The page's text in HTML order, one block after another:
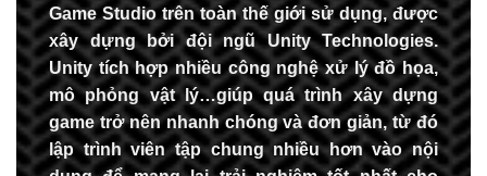
Game Studio trên toàn thế giới sử dụng, được
xây dựng bởi đội ngũ Unity Technologies.
Unity tích hợp nhiều công nghệ xử lý đồ họa,
mô phỏng vật lý…giúp quá trình xây dựng
game trở nên nhanh chóng và đơn giản, từ đó
lập trình viên tập chung nhiều hơn vào nội